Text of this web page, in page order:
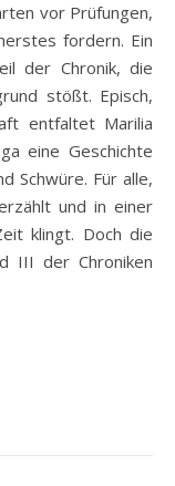
vor Prüfungen,
fordern. Ein
der Chronik, die
stößt. Episch,
entfaltet Marilia
eine Geschichte
Schwüre. Für alle,
und in einer
klingt. Doch die
III der Chroniken